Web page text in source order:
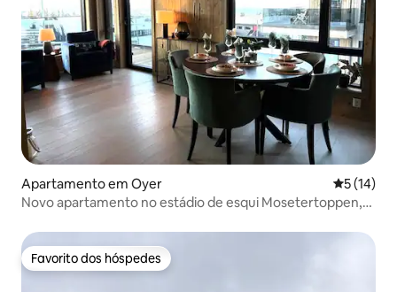
Apartamento em Oyer
5 (14)
Novo apartamento no estádio de esqui Mosetertoppen,
Favorito dos hóspedes
Favorito dos hóspedes